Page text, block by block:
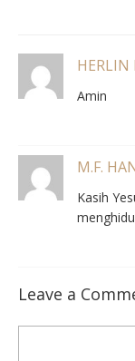
HERLIN
Amin
M.F.
Kasih
Leave a